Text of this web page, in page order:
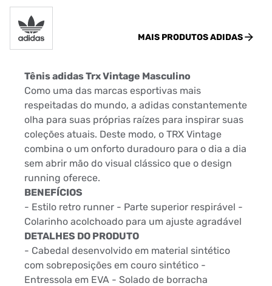
MAIS PRODUTOSADIDAS
Tênis adidas Trx Vintage Masculino
Como uma das marcas esportivas mais
respeitadas do mundo, a adidas constantemente
olha para suas próprias raízes para inspirar suas
coleções atuais. Deste modo, o TRX Vintage
combina o um onforto duradouro para o dia a dia
sem abrir mão do visual clássico que o design
running oferece.
BENEFÍCIOS
- Estilo retro runner - Parte superior respirável -
Colarinho acolchoado para um ajuste agradável
DETALHES DO PRODUTO
- Cabedal desenvolvido em material sintético
com sobreposições em couro sintético -
Entressola em EVA - Solado de borracha